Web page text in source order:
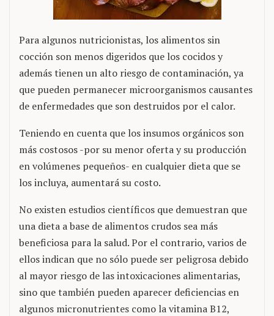
Para algunos nutricionistas, los alimentos sin
cocción son menos digeridos que los cocidos y
además tienen un alto riesgo de contaminación, ya
que pueden permanecer microorganismos causantes
de enfermedades que son destruidos por el calor.
Teniendo en cuenta que los insumos orgánicos son
más costosos -por su menor oferta y su producción
en volúmenes pequeños- en cualquier dieta que se
los incluya, aumentará su costo.
No existen estudios científicos que demuestran que
una dieta a base de alimentos crudos sea más
beneficiosa para la salud. Por el contrario, varios de
ellos indican que no sólo puede ser peligrosa debido
al mayor riesgo de las intoxicaciones alimentarias,
sino que también pueden aparecer deficiencias en
algunos micronutrientes como la vitamina B12,